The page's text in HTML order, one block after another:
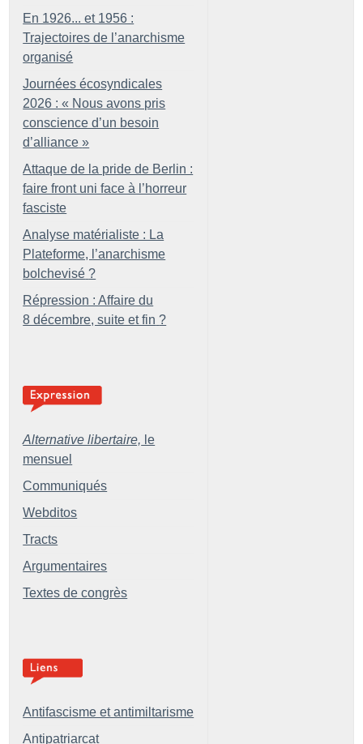
En 1926... et 1956 :
Trajectoires de l’anarchisme
organisé
Journées écosyndicales
2026 : « Nous avons pris
conscience d’un besoin
d’alliance »
Attaque de la pride de Berlin :
faire front uni face à l’horreur
fasciste
Analyse matérialiste : La
Plateforme, l’anarchisme
bolchevisé ?
Répression : Affaire du
8 décembre, suite et fin ?
Alternative libertaire, le
mensuel
Communiqués
Webditos
Tracts
Argumentaires
Textes de congrès
Antifascisme et antimiltarisme
Antipatriarcat